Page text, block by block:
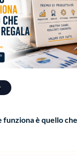
funziona è quello